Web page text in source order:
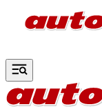
Vai al contenuto